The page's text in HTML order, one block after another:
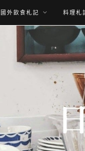
國外飲食札記 料理札